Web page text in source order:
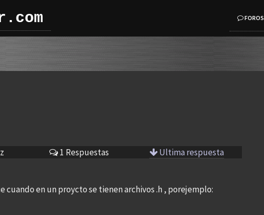
FOROS
1 Respuestas Ultima respuesta
cuando en un proycto se tienen archivos .h , porejemplo: